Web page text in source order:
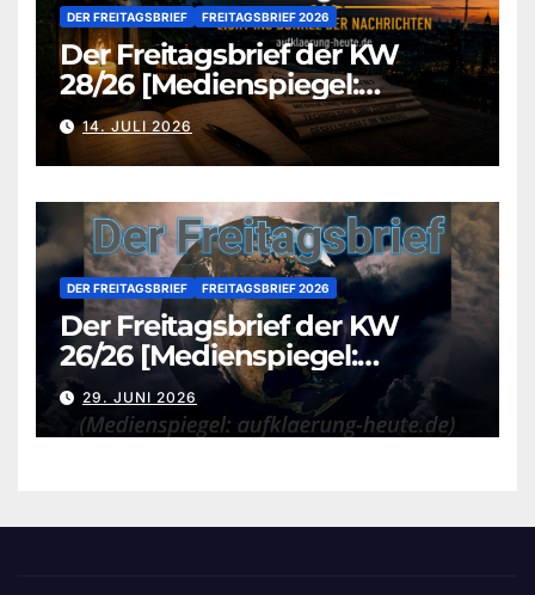
DER FREITAGSBRIEF FREITAGSBRIEF 2026
Der Freitagsbrief der KW
28/26 [Medienspiegel:
aufklaerung-heute.de]
14. JULI 2026
DER FREITAGSBRIEF FREITAGSBRIEF 2026
Der Freitagsbrief der KW
26/26 [Medienspiegel:
aufklaerung-heute.de]
29. JUNI 2026